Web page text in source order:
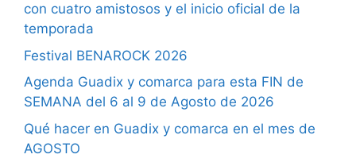
con cuatro amistosos y el inicio oficial de la
temporada
Festival BENAROCK 2026
Agenda Guadix y comarca para esta FIN de
SEMANA del 6 al 9 de Agosto de 2026
Qué hacer en Guadix y comarca en el mes de
AGOSTO